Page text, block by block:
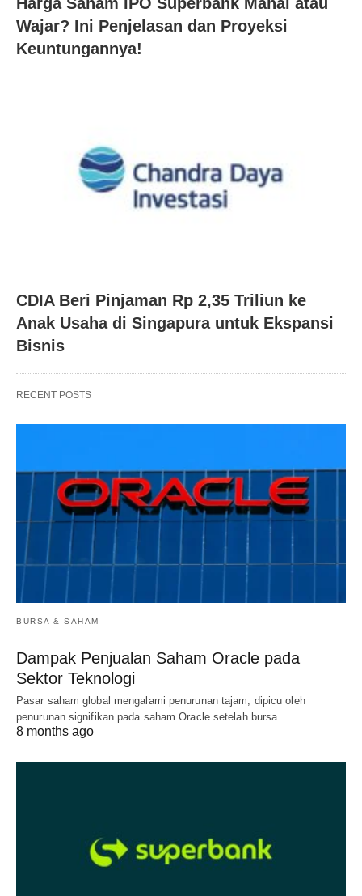
Wajar? Ini Penjelasan dan Proyeksi
Keuntungannya!
CDIA Beri Pinjaman Rp 2,35 Triliun ke
Anak Usaha di Singapura untuk Ekspansi
Bisnis
RECENT POSTS
BURSA & SAHAM
Dampak Penjualan Saham Oracle pada
Sektor Teknologi
Pasar saham global mengalami penurunan tajam, dipicu oleh
penurunan signifikan pada saham Oracle setelah bursa…
8 months ago